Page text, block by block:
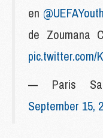
en
de Zoumana
pic.twitter.com/
— Paris
September 15,